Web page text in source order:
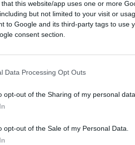
that this website/app uses one or more
but not limited to your visit or
to Google and its third-party tags to use
consent section.
Data Processing Opt Outs
opt-out of the Sharing of my personal data.
opt-out of the Sale of my Personal Data.
social di Leopoldo